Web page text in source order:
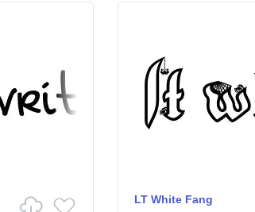
LT White Fang